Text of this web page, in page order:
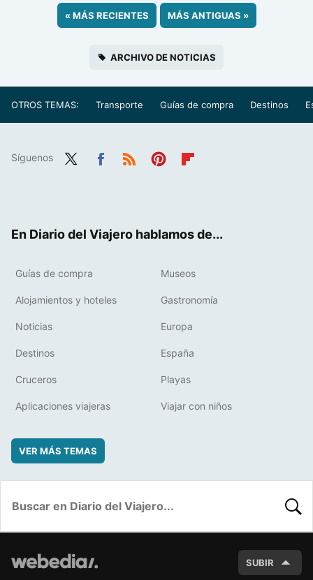
«MÁS RECIENTES MÁS ANTIGUAS »
ARCHIVO DE NOTICIAS
OTROS TEMAS: Transporte Guías de compra Destinos
Síguenos
En Diario del Viajero hablamos de...
Guías de compra Museos
Alojamientos y hoteles Gastronomía
Noticias Europa
Destinos España
Cruceros Playas
Aplicaciones viajeras Viajar con niños
VER MÁS TEMAS
SUBIR